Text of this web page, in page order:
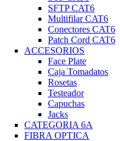
SFTP CAT6
Multifilar CAT6
Conectores CAT6
Patch Cord CAT6
ACCESORIOS
Face Plate
Caja Tomadatos
Rosetas
Testeador
Capuchas
Jacks
CATEGORIA 6A
FIBRA OPTICA